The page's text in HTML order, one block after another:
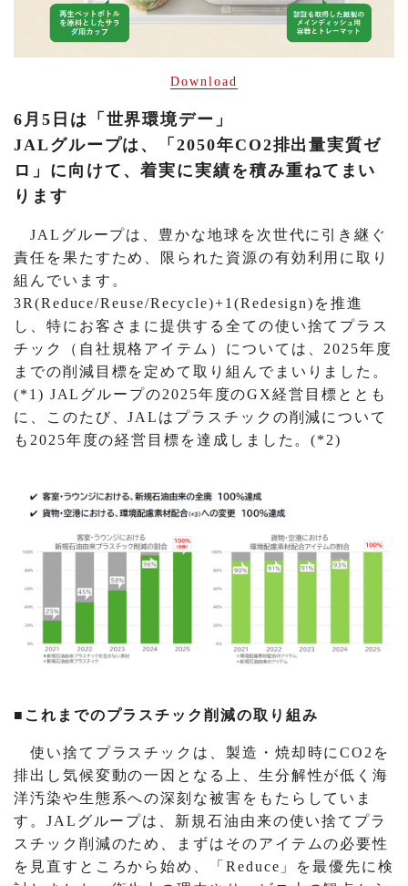
Download
6月5日は「世界環境デー」
JALグループは、「2050年CO2排出量実質ゼ
ロ」に向けて、着実に実績を積み重ねてまい
ります
JALグループは、豊かな地球を次世代に引き継ぐ
責任を果たすため、限られた資源の有効利用に取り
組んでいます。
3R(Reduce/Reuse/Recycle)+1(Redesign)を推進
し、特にお客さまに提供する全ての使い捨てプラス
チック（自社規格アイテム）については、2025年度
までの削減目標を定めて取り組んでまいりました。
(*1) JALグループの2025年度のGX経営目標ととも
に、このたび、JALはプラスチックの削減について
も2025年度の経営目標を達成しました。(*2)
■これまでのプラスチック削減の取り組み
使い捨てプラスチックは、製造・焼却時にCO2を
排出し気候変動の一因となる上、生分解性が低く海
洋汚染や生態系への深刻な被害をもたらしていま
す。JALグループは、新規石油由来の使い捨てプラ
スチック削減のため、まずはそのアイテムの必要性
を見直すところから始め、「Reduce」を最優先に検